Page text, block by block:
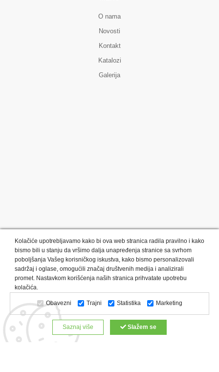
O nama
Novosti
Kontakt
Katalozi
Galerija
Kategorije proizvoda: Olovke i markeri
Privesci i trakice
Upaljači
USB Tehnologija Tekstil
Kačketi i kape
Notesi i rokovnici
Kancelarija Satovi
Kišobrani
Torbe i putovanja
Kuhinjski setovi
Alati i oprema
Relaksacija, lepota i zdravlje
Kalendari
Custom proizvodi
Digitalna štampa
Kolačiće upotrebljavamo kako bi ova web stranica radila pravilno i kako
bismo bili u stanju da vršimo dalja unapređenja stranice sa svrhom
poboljšanja Vašeg korisničkog iskustva, kako bismo personalizovali
sadržaj i oglase, omogućili značaj društvenih medija i analizirali
promet. Nastavkom korišćenja naših stranica prihvatate upotrebu
kolačića.
Obavezni Trajni Statistika Marketing
Saznaj više Slažem se